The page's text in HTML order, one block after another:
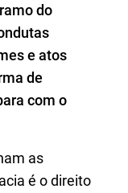
do
e atos
de
com o
as
é o direito